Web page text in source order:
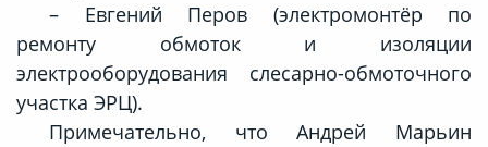
– Евгений Перов (электромонтёр по
ремонту обмоток и изоляции
электрооборудования слесарно-обмоточного
участка ЭРЦ).
Примечательно, что Андрей Марьин